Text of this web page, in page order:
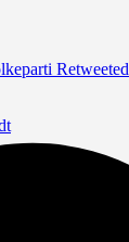
Retweeted